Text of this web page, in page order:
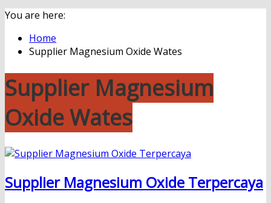
You are here:
Home
Supplier Magnesium Oxide Wates
Supplier Magnesium
Oxide Wates
Supplier Magnesium Oxide Terpercaya